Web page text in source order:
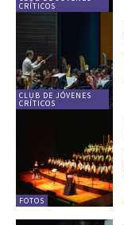
CRÍTICOS
CLUB DE JÓVENES
CRÍTICOS
FOTOS